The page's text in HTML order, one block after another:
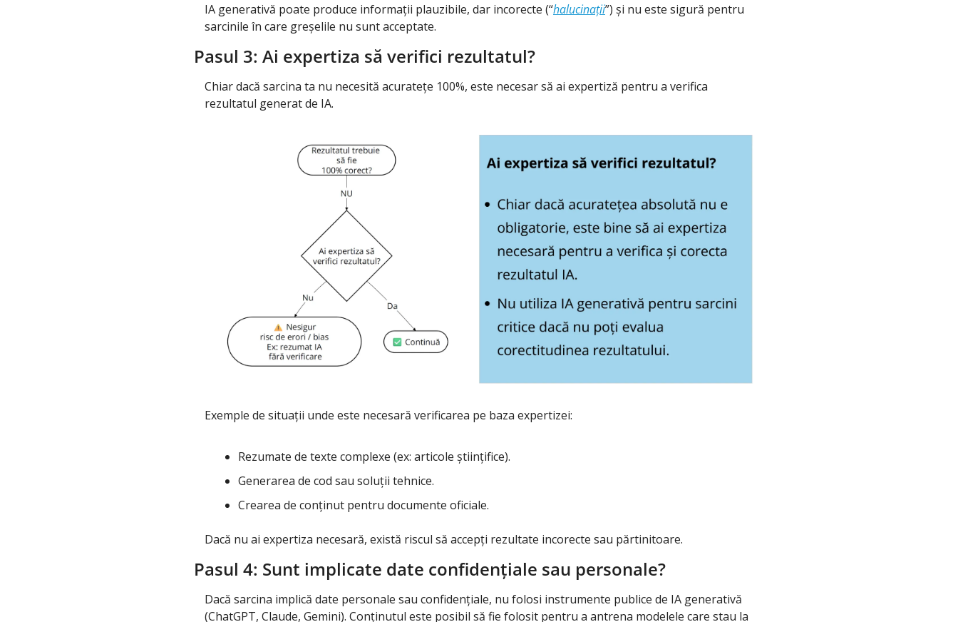
IA generativă poate produce informații plauzibile, dar incorecte (“halucinații”) și nu este sigură pentru
sarcinile în care greșelile nu sunt acceptate.
Pasul 3: Ai expertiza să verifici rezultatul?
Chiar dacă sarcina ta nu necesită acuratețe 100%, este necesar să ai expertiză pentru a verifica
rezultatul generat de IA.
Exemple de situații unde este necesară verificarea pe baza expertizei:
Rezumate de texte complexe (ex: articole științifice).
Generarea de cod sau soluții tehnice.
Crearea de conținut pentru documente oficiale.
Dacă nu ai expertiza necesară, există riscul să accepți rezultate incorecte sau părtinitoare.
Pasul 4: Sunt implicate date confidențiale sau personale?
Dacă sarcina implică date personale sau confidențiale, nu folosi instrumente publice de IA generativă
(ChatGPT, Claude, Gemini). Conținutul este posibil să fie folosit pentru a antrena modelele care stau la